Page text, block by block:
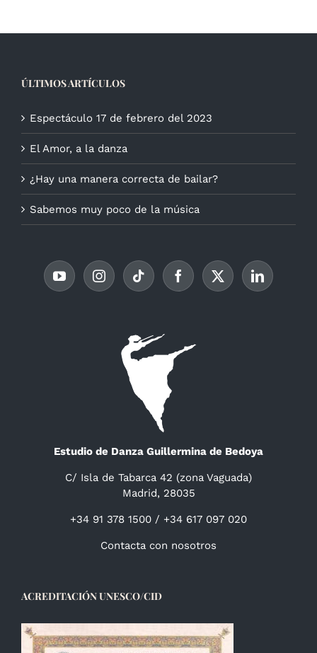
ÚLTIMOS ARTÍCULOS
Espectáculo 17 de febrero del 2023
El Amor, a la danza
¿Hay una manera correcta de bailar?
Sabemos muy poco de la música
Estudio de Danza Guillermina de Bedoya
C/ Isla de Tabarca 42 (zona Vaguada)
Madrid, 28035
+34 91 378 1500 / +34 617 097 020
Contacta con nosotros
ACREDITACIÓN UNESCO/CID